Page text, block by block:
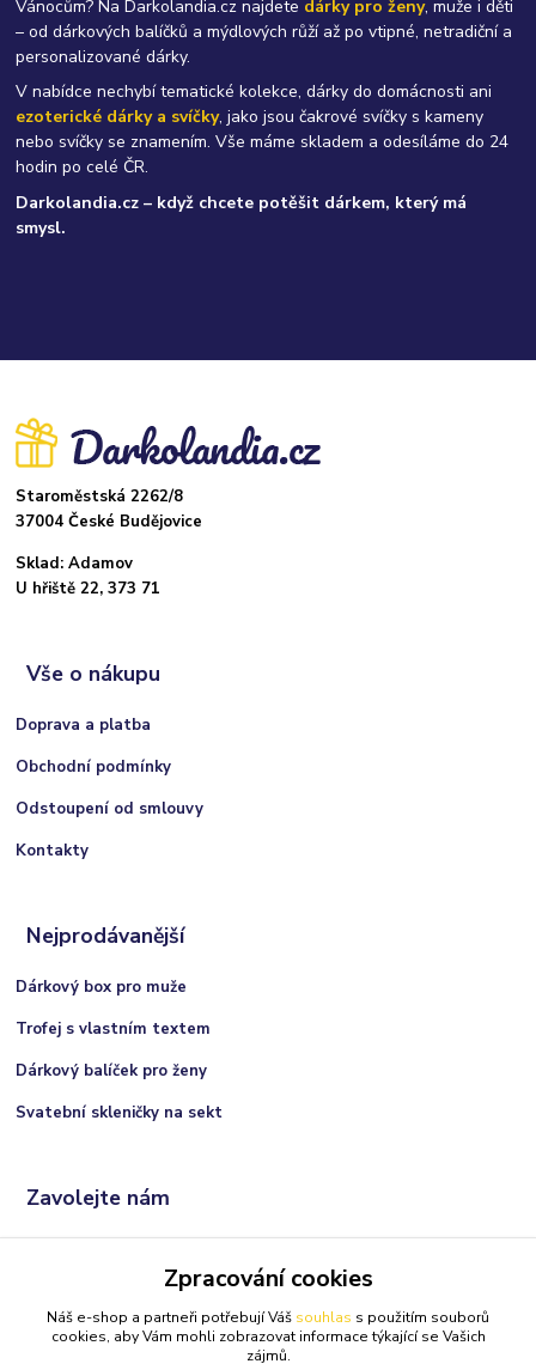
Vánocům? Na Darkolandia.cz najdete dárky pro ženy, muže i děti
– od dárkových balíčků a mýdlových růží až po vtipné, netradiční a
personalizované dárky.
V nabídce nechybí tematické kolekce, dárky do domácnosti ani
ezoterické dárky a svíčky, jako jsou čakrové svíčky s kameny
nebo svíčky se znamením. Vše máme skladem a odesíláme do 24
hodin po celé ČR.
Darkolandia.cz – když chcete potěšit dárkem, který má
smysl.
Staroměstská 2262/8
37004 České Budějovice
Sklad: Adamov
U hřiště 22, 373 71
Vše o nákupu
Doprava a platba
Obchodní podmínky
Odstoupení od smlouvy
Kontakty
Nejprodávanější
Dárkový box pro muže
Trofej s vlastním textem
Dárkový balíček pro ženy
Svatební skleničky na sekt
Zavolejte nám
(Po-Ne, 9:00 - 21:00 hod.)
info@darkolandia.cz
Zpracování cookies
Náš e-shop a partneři potřebují Váš souhlas s použitím souborů
cookies, aby Vám mohli zobrazovat informace týkající se Vašich
zájmů.